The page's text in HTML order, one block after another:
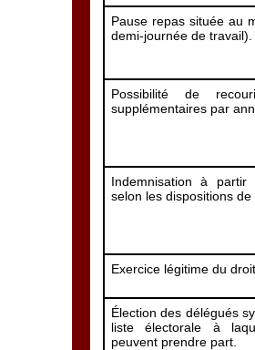
Pause repas située au
demi-journée de travail).
Possibilité de
supplémentaires par
Indemnisation à
selon les dispositions de
Exercice légitime du
Élection des délégués
liste électorale à
peuvent prendre part.